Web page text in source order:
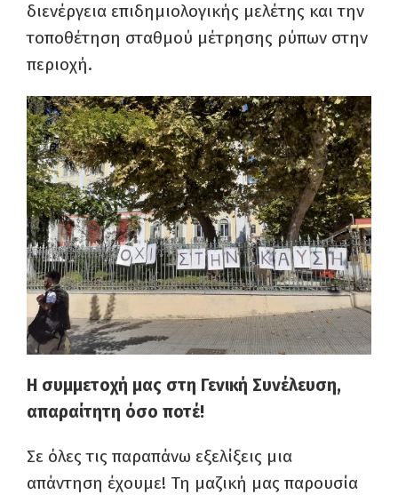
διενέργεια επιδημιολογικής μελέτης και την
τοποθέτηση σταθμού μέτρησης ρύπων στην
περιοχή.
Η συμμετοχή μας στη Γενική Συνέλευση,
απαραίτητη όσο ποτέ!
Σε όλες τις παραπάνω εξελίξεις μια
απάντηση έχουμε! Τη μαζική μας παρουσία